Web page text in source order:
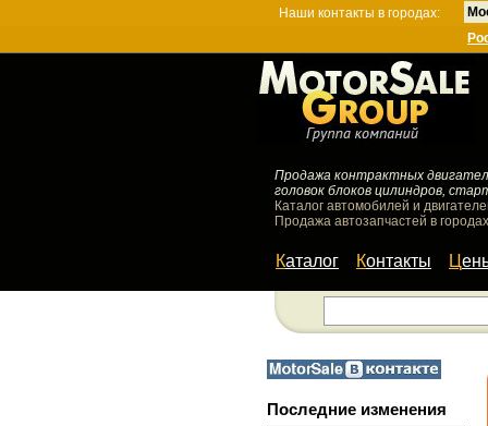
Наши контакты в городах:
Продажа контрактных
головок блоков цилиндров,
Каталог автомобилей и
Продажа автозапчастей в
Каталог Контакты
Последние изменения